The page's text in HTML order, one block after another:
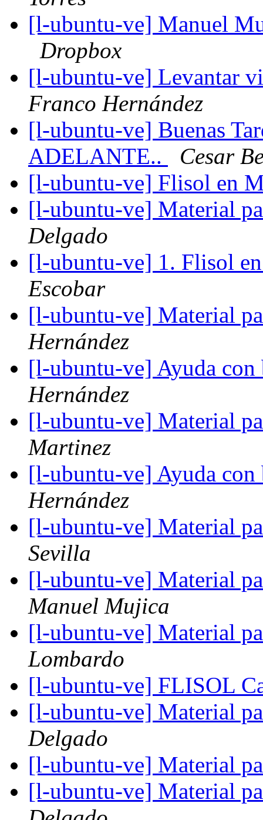
[l-ubuntu-ve] Manuel
Dropbox
[l-ubuntu-ve] Levantar
Franco Hernández
[l-ubuntu-ve] Buenas
ADELANTE..
Cesar
[l-ubuntu-ve] Flisol en
[l-ubuntu-ve] Material
Delgado
[l-ubuntu-ve] 1. Flisol
Escobar
[l-ubuntu-ve] Material
Hernández
[l-ubuntu-ve] Ayuda
Hernández
[l-ubuntu-ve] Material
Martinez
[l-ubuntu-ve] Ayuda
Hernández
[l-ubuntu-ve] Material
Sevilla
[l-ubuntu-ve] Material
Manuel Mujica
[l-ubuntu-ve] Material
Lombardo
[l-ubuntu-ve] FLISOL
[l-ubuntu-ve] Material
Delgado
[l-ubuntu-ve] Material
[l-ubuntu-ve] Material